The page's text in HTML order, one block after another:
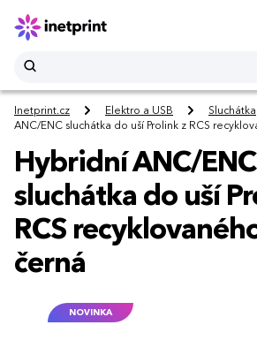
Inetprint.cz Elektro a USB Sluchátka
ANC/ENC sluchátka do uší Prolink z RCS
Hybridní ANC/ENC
sluchátka do uší
RCS
černá
NOVINKA